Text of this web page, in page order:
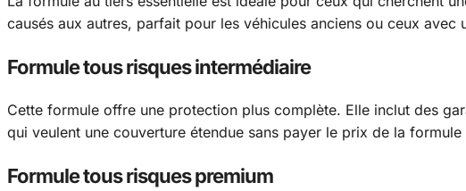
causés aux autres, parfait pour les véhicules anciens ou ceux avec
Formule tous risques intermédiaire
Cette formule offre une protection plus complète. Elle inclut des
qui veulent une couverture étendue sans payer le prix de la formule
Formule tous risques premium